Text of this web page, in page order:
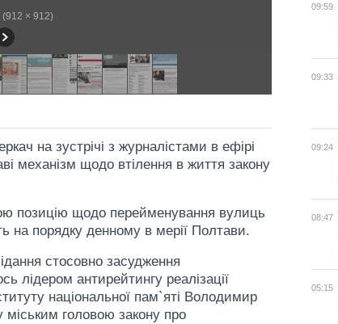
(912 × 912)
на зустрічі з журналістами в ефірі
механізм щодо втілення в життя закону
позицію щодо перейменування вулиць
на порядку денному в мерії Полтави.
стосовно засудження
лідером антирейтингу реалізації
національної пам`яті Володимир
міським головою закону про
09:59
09:33
09:24
08:47
05:15